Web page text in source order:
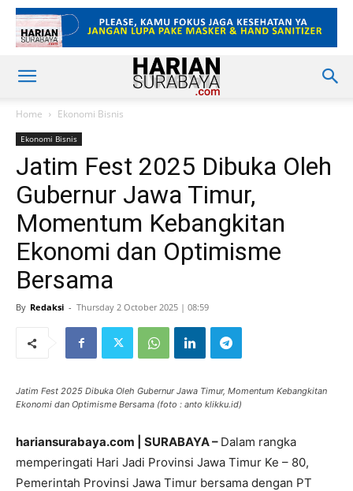
Home Ekonomi Bisnis
Ekonomi Bisnis
Jatim Fest 2025 Dibuka Oleh
Gubernur Jawa Timur,
Momentum Kebangkitan
Ekonomi dan Optimisme
Bersama
By Redaksi - Thursday 2 October 2025 | 08:59
Jatim Fest 2025 Dibuka Oleh Gubernur Jawa Timur, Momentum Kebangkitan
Ekonomi dan Optimisme Bersama (foto : anto klikku.id)
hariansurabaya.com | SURABAYA – Dalam rangka
memperingati Hari Jadi Provinsi Jawa Timur Ke – 80,
Pemerintah Provinsi Jawa Timur bersama dengan PT